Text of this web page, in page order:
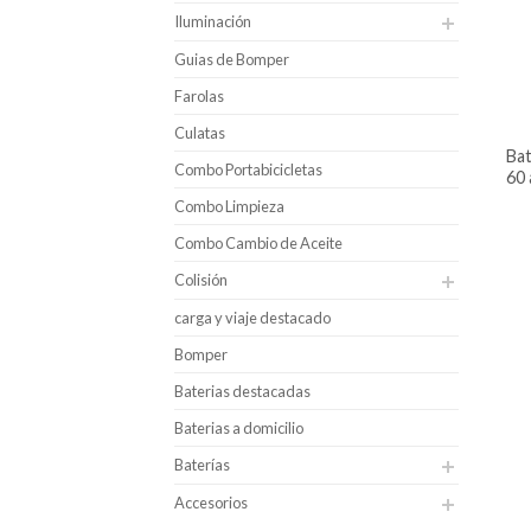
Iluminación
Guias de Bomper
Farolas
Culatas
Combo Portabicicletas
Combo Limpieza
Combo Cambio de Aceite
Colisión
carga y viaje destacado
Bomper
Baterias destacadas
Baterias a domicilio
Baterías
Accesorios
batería para carro bosch caja 35i –
60